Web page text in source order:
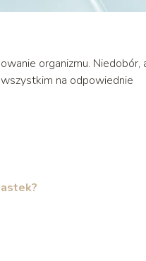
organizmu. Niedobór,
na odpowiednie